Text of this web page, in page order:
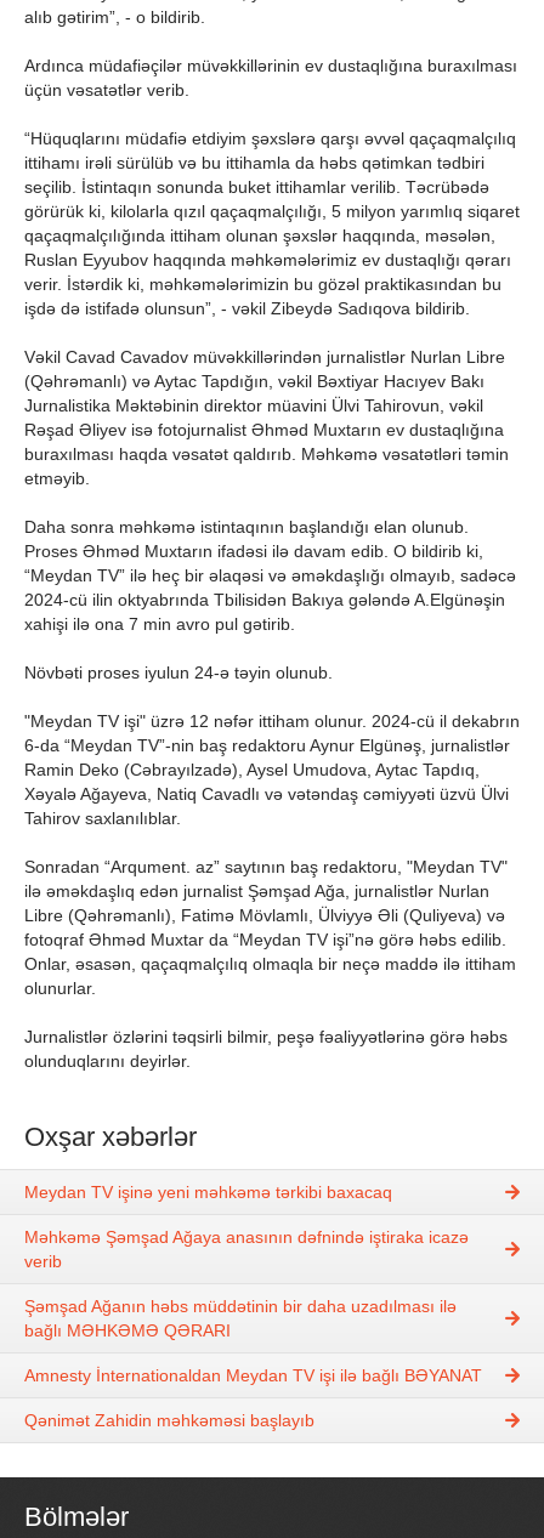
alıb gətirim”, - o bildirib.
Ardınca müdafiəçilər müvəkkillərinin ev dustaqlığına buraxılması
üçün vəsatətlər verib.
“Hüquqlarını müdafiə etdiyim şəxslərə qarşı əvvəl qaçaqmalçılıq
ittihamı irəli sürülüb və bu ittihamla da həbs qətimkan tədbiri
seçilib. İstintaqın sonunda buket ittihamlar verilib. Təcrübədə
görürük ki, kilolarla qızıl qaçaqmalçılığı, 5 milyon yarımlıq siqaret
qaçaqmalçılığında ittiham olunan şəxslər haqqında, məsələn,
Ruslan Eyyubov haqqında məhkəmələrimiz ev dustaqlığı qərarı
verir. İstərdik ki, məhkəmələrimizin bu gözəl praktikasından bu
işdə də istifadə olunsun”, - vəkil Zibeydə Sadıqova bildirib.
Vəkil Cavad Cavadov müvəkkillərindən jurnalistlər Nurlan Libre
(Qəhrəmanlı) və Aytac Tapdığın, vəkil Bəxtiyar Hacıyev Bakı
Jurnalistika Məktəbinin direktor müavini Ülvi Tahirovun, vəkil
Rəşad Əliyev isə fotojurnalist Əhməd Muxtarın ev dustaqlığına
buraxılması haqda vəsatət qaldırıb. Məhkəmə vəsatətləri təmin
etməyib.
Daha sonra məhkəmə istintaqının başlandığı elan olunub.
Proses Əhməd Muxtarın ifadəsi ilə davam edib. O bildirib ki,
“Meydan TV” ilə heç bir əlaqəsi və əməkdaşlığı olmayıb, sadəcə
2024-cü ilin oktyabrında Tbilisidən Bakıya gələndə A.Elgünəşin
xahişi ilə ona 7 min avro pul gətirib.
Növbəti proses iyulun 24-ə təyin olunub.
"Meydan TV işi" üzrə 12 nəfər ittiham olunur. 2024-cü il dekabrın
6-da “Meydan TV”-nin baş redaktoru Aynur Elgünəş, jurnalistlər
Ramin Deko (Cəbrayılzadə), Aysel Umudova, Aytac Tapdıq,
Xəyalə Ağayeva, Natiq Cavadlı və vətəndaş cəmiyyəti üzvü Ülvi
Tahirov saxlanılıblar.
Sonradan “Arqument. az” saytının baş redaktoru, "Meydan TV"
ilə əməkdaşlıq edən jurnalist Şəmşad Ağa, jurnalistlər Nurlan
Libre (Qəhrəmanlı), Fatimə Mövlamlı, Ülviyyə Əli (Quliyeva) və
fotoqraf Əhməd Muxtar da “Meydan TV işi”nə görə həbs edilib.
Onlar, əsasən, qaçaqmalçılıq olmaqla bir neçə maddə ilə ittiham
olunurlar.
Jurnalistlər özlərini təqsirli bilmir, peşə fəaliyyətlərinə görə həbs
olunduqlarını deyirlər.
Oxşar xəbərlər
Meydan TV işinə yeni məhkəmə tərkibi baxacaq
Məhkəmə Şəmşad Ağaya anasının dəfnində iştiraka icazə
verib
Şəmşad Ağanın həbs müddətinin bir daha uzadılması ilə
bağlı MƏHKƏMƏ QƏRARI
Amnesty İnternationaldan Meydan TV işi ilə bağlı BƏYANAT
Qənimət Zahidin məhkəməsi başlayıb
Bölmələr